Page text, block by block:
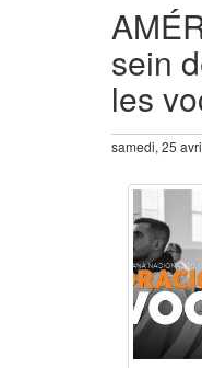
sein
les
samedi, 25